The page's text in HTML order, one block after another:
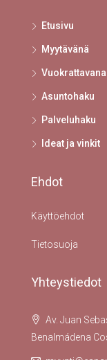
Etusivu
Myytävänä
Vuokrattavana
Asuntohaku
Palveluhaku
Ideat ja vinkit
Ehdot
Käyttöehdot
Tietosuoja
Yhteystiedot
Av. Juan
Benalmádena